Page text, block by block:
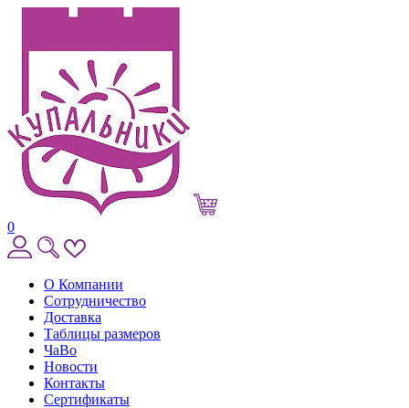
0
О Компании
Сотрудничество
Доставка
Таблицы размеров
ЧаВо
Новости
Контакты
Сертификаты